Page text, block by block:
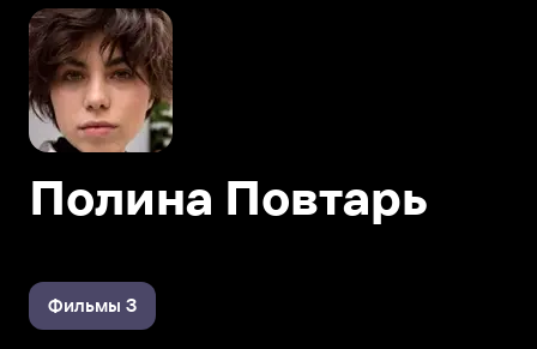
Полина Повтарь
Фильмы 3